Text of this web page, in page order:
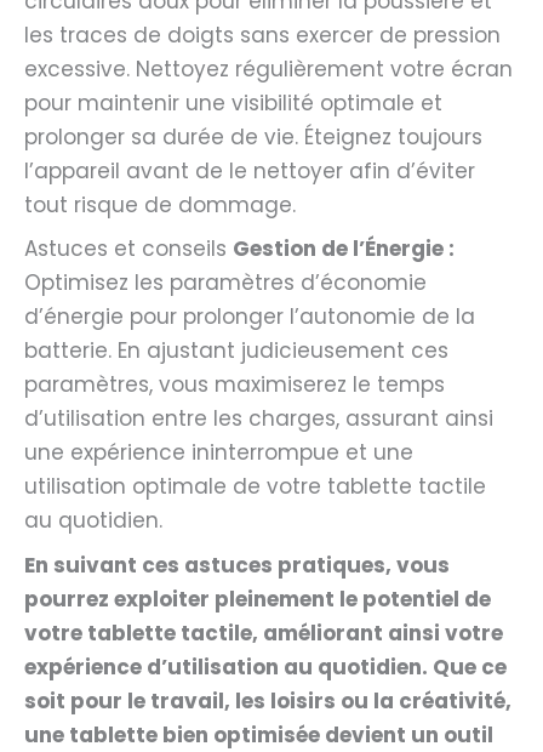
les traces de doigts sans exercer de pression
excessive. Nettoyez régulièrement votre écran
pour maintenir une visibilité optimale et
prolonger sa durée de vie. Éteignez toujours
l’appareil avant de le nettoyer afin d’éviter
tout risque de dommage.
Astuces et conseils Gestion de l’Énergie :
Optimisez les paramètres d’économie
d’énergie pour prolonger l’autonomie de la
batterie. En ajustant judicieusement ces
paramètres, vous maximiserez le temps
d’utilisation entre les charges, assurant ainsi
une expérience ininterrompue et une
utilisation optimale de votre tablette tactile
au quotidien.
En suivant ces astuces pratiques, vous
pourrez exploiter pleinement le potentiel de
votre tablette tactile, améliorant ainsi votre
expérience d’utilisation au quotidien. Que ce
soit pour le travail, les loisirs ou la créativité,
une tablette bien optimisée devient un outil